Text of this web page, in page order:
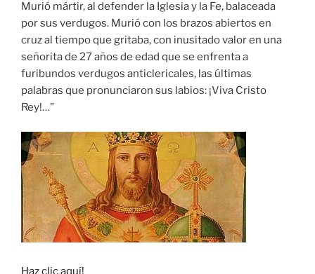
Murió mártir, al defender la Iglesia y la Fe, balaceada
por sus verdugos. Murió con los brazos abiertos en
cruz al tiempo que gritaba, con inusitado valor en una
señorita de 27 años de edad que se enfrenta a
furibundos verdugos anticlericales, las últimas
palabras que pronunciaron sus labios: ¡Viva Cristo
Rey!…”
Haz clic aquí!